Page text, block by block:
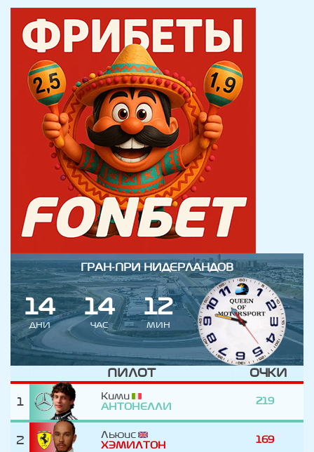
ГРАН-ПРИ НИДЕРЛАНДОВ
14
ДНИ
14
ЧАС
12
МИН
ПИЛОТ ОЧКИ
1
Кими
АНТОНЕЛЛИ
219
2
Льюис
ХЭМИЛТОН
169